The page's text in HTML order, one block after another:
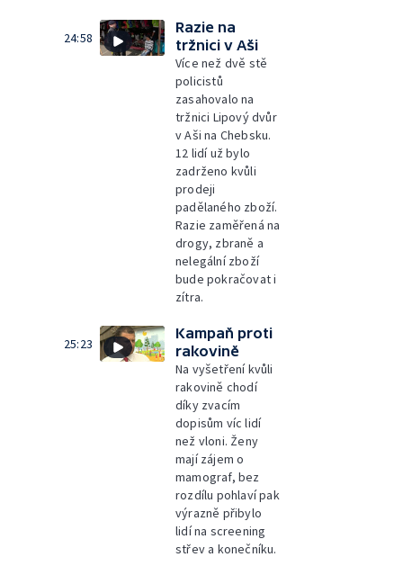
24:58
Razie na
tržnici v Aši
Více než dvě stě
policistů
zasahovalo na
tržnici Lipový dvůr
v Aši na Chebsku.
12 lidí už bylo
zadrženo kvůli
prodeji
padělaného zboží.
Razie zaměřená na
drogy, zbraně a
nelegální zboží
bude pokračovat i
zítra.
25:23
Kampaň proti
rakovině
Na vyšetření kvůli
rakovině chodí
díky zvacím
dopisům víc lidí
než vloni. Ženy
mají zájem o
mamograf, bez
rozdílu pohlaví pak
výrazně přibylo
lidí na screening
střev a konečníku.